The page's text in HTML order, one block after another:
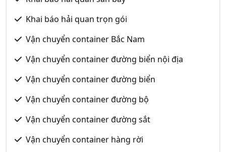
Khai báo hải quan trọn gói
Vận chuyển container Bắc Nam
Vận chuyển container đường biển nội địa
Vận chuyển container đường biển
Vận chuyển container đường bộ
Vận chuyển container đường sắt
Vận chuyển container hàng rời